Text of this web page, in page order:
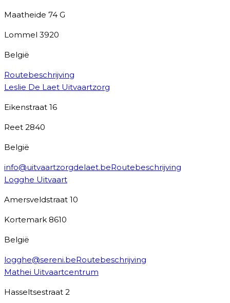
Maatheide 74 G
Lommel 3920
België
Routebeschrijving
Leslie De Laet Uitvaartzorg
Eikenstraat 16
Reet 2840
België
info@uitvaartzorgdelaet.beRoutebeschrijving
Logghe Uitvaart
Amersveldstraat 10
Kortemark 8610
België
logghe@sereni.beRoutebeschrijving
Mathei Uitvaartcentrum
Hasseltsestraat 2